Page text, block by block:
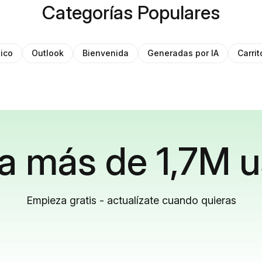
Categorías Populares
Outlook Bienvenida Generadas por IA
más de 1,7M
Empieza gratis - actualízate cuando quieras